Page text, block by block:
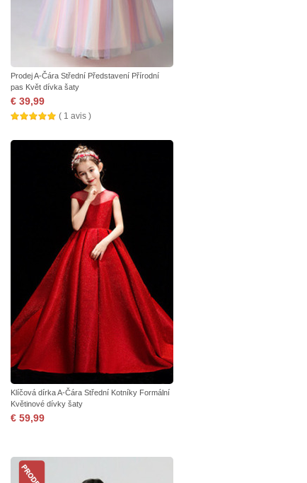
Prodej A-Čára Střední Představení Přírodní
pas Květ dívka šaty
€ 39,99
( 1 avis )
Klíčová dírka A-Čára Střední Kotníky Formální
Květinové dívky šaty
€ 59,99